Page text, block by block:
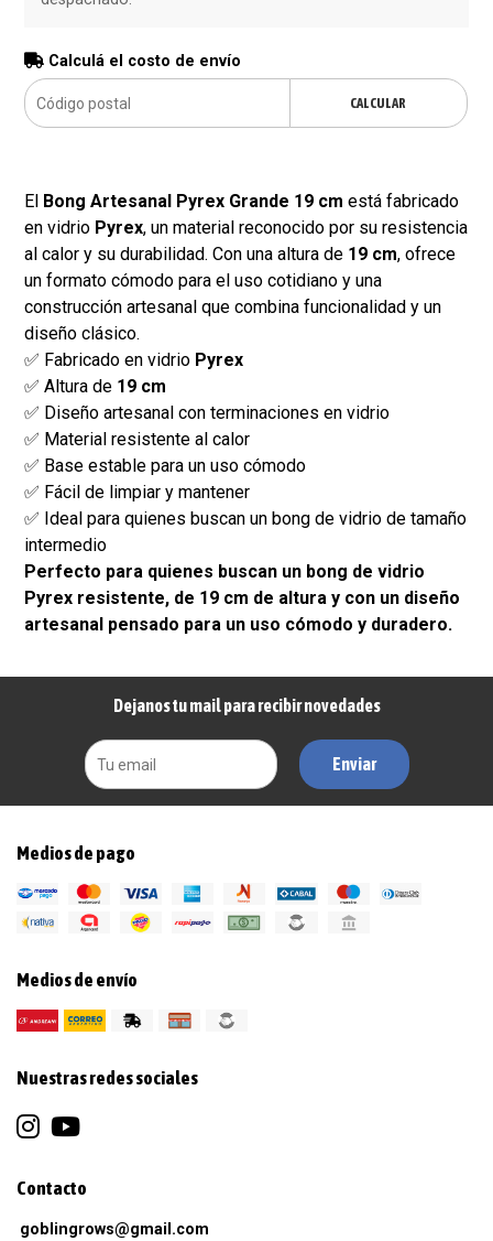
Calculá el costo de envío
CALCULAR
El Bong Artesanal Pyrex Grande 19 cm está fabricado
en vidrio Pyrex, un material reconocido por su resistencia
al calor y su durabilidad. Con una altura de 19 cm, ofrece
un formato cómodo para el uso cotidiano y una
construcción artesanal que combina funcionalidad y un
diseño clásico.
✅ Fabricado en vidrio Pyrex
✅ Altura de 19 cm
✅ Diseño artesanal con terminaciones en vidrio
✅ Material resistente al calor
✅ Base estable para un uso cómodo
✅ Fácil de limpiar y mantener
✅ Ideal para quienes buscan un bong de vidrio de tamaño
intermedio
Perfecto para quienes buscan un bong de vidrio
Pyrex resistente, de 19 cm de altura y con un diseño
artesanal pensado para un uso cómodo y duradero.
Dejanos tu mail para recibir novedades
Enviar
Medios de pago
Medios de envío
Nuestras redes sociales
Contacto
goblingrows@gmail.com